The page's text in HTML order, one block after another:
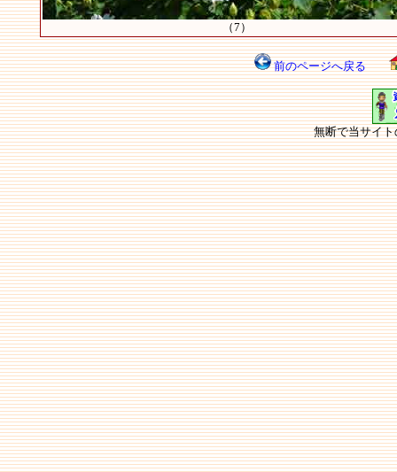
（7）
前のページへ戻る
無断で当サイ